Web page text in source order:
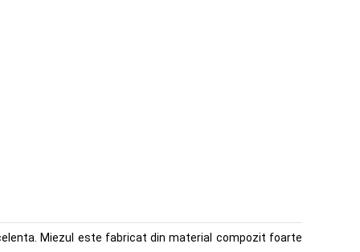
Miezul este fabricat din material compozit foarte